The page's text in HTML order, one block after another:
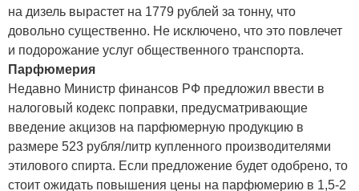
на дизель вырастет на 1779 рублей за тонну, что
довольно существенно. Не исключено, что это повлечет
и подорожание услуг общественного транспорта.
Парфюмерия
Недавно Министр финансов РФ предложил ввести в
налоговый кодекс поправки, предусматривающие
введение акцизов на парфюмерную продукцию в
размере 523 рубля/литр купленного производителями
этилового спирта. Если предложение будет одобрено, то
стоит ожидать повышения цены на парфюмерию в 1,5-2